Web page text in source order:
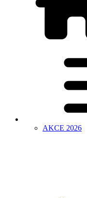
AKCE 2026